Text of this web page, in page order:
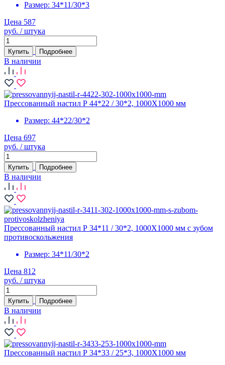
Размер: 34*11/30*3
Цена 587
руб. / штука
Купить Подробнее
В наличии
Прессованный настил Р 44*22 / 30*2, 1000X1000 мм
Размер: 44*22/30*2
Цена 697
руб. / штука
Купить Подробнее
В наличии
Прессованный настил Р 34*11 / 30*2, 1000X1000 мм с зубом
противоскольжения
Размер: 34*11/30*2
Цена 812
руб. / штука
Купить Подробнее
В наличии
Прессованный настил Р 34*33 / 25*3, 1000X1000 мм